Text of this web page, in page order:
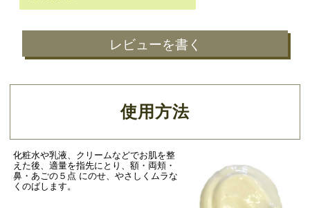
レビューを書く
使用方法
化粧水や乳液、クリームなどでお肌を整
えた後、適量を指先にとり、額・両頬・
鼻・あごの５点 にのせ、やさしくムラな
くのばします。